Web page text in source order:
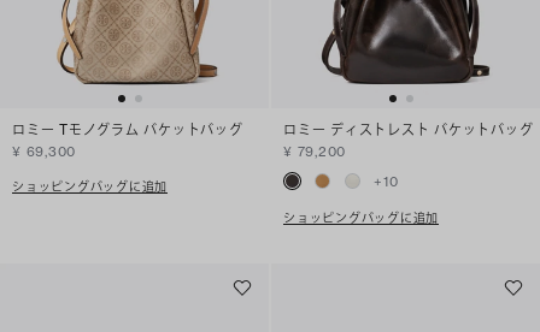
ロミー Tモノグラム バケットバッグ
¥ 69,300
ショッピングバッグに追加
ロミー ディストレスト バケットバッグ
¥ 79,200
+10
ショッピングバッグに追加